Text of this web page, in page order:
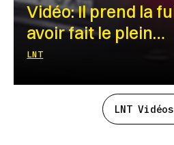
Vidéo: Il prend la
avoir fait le plein…
LNT
LNT Vidéos